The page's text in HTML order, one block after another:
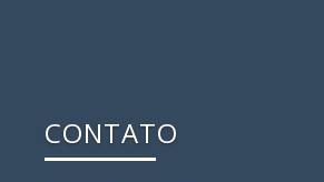
CONTATO